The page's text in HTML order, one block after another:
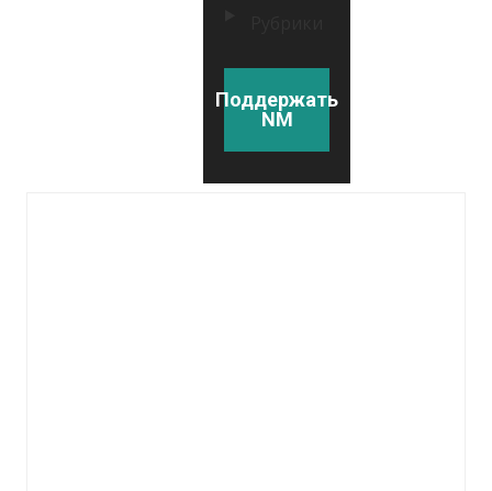
Поддержать
NM